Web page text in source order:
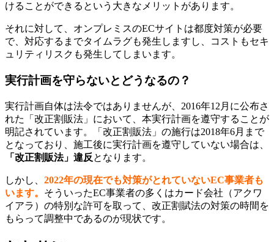
けることができるという大きなメリットがあります。
それに対して、オンプレミスのECサイトは都度対策が必要
で、対応するまでタイムラグも発生しますし、コストもセキ
ュリティリスクも発生してしまいます。
実行計画を守らないとどうなるの？
実行計画自体は法令ではありませんが、2016年12月に公布さ
れた「改正割販法」において、本実行計画を遵守することが
明記されています。「改正割販法」の施行は2018年6月まで
となっており、施工後に実行計画を遵守していない場合は、
「改正割販法」違反 となります。
しかし、 2022年の現在でも対策がとれていないEC事業者も
います。 そういったEC事業者の多くはカード会社（アクワ
イアラ）の特別な許可を取って、改正割賦法の対策の時間を
もらって調整中であるのが現状です。